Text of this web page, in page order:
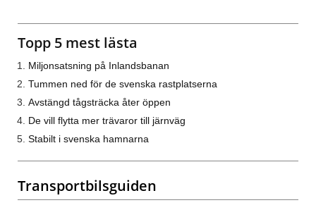
Topp 5 mest lästa
Miljonsatsning på Inlandsbanan
Tummen ned för de svenska rastplatserna
Avstängd tågsträcka åter öppen
De vill flytta mer trävaror till järnväg
Stabilt i svenska hamnarna
Transportbilsguiden